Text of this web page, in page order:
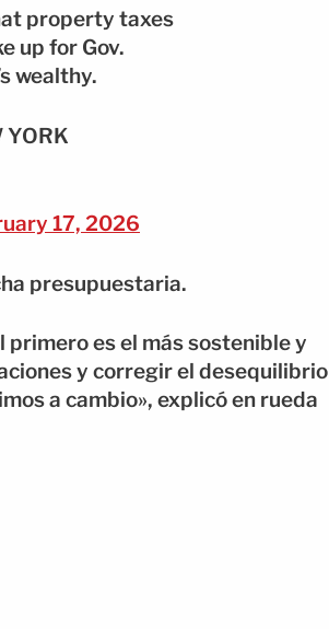
property taxes
up for Gov.
wealthy.
YORK
17, 2026
presupuestaria.
es el más sostenible y
y corregir el desequilibrio
a cambio», explicó en rueda